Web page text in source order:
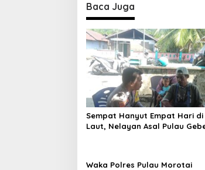
n
a
v
i
g
a
t
i
n
Baca Juga
Sempat Hanyut Empat Hari di
Laut, Nelayan Asal Pulau
Waka Polres Pulau Morotai